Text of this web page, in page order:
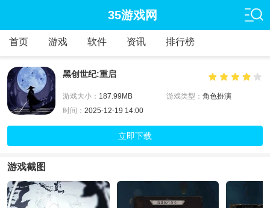
35游戏网
首页 游戏 软件 资讯 排行榜
黑创世纪:重启
游戏大小： 187.99MB 游戏类型： 角色扮演
时间： 2025-12-19 14:00
立即下载
游戏截图